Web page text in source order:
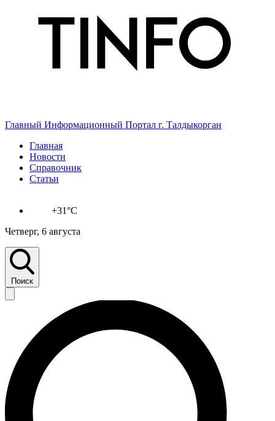
Главный Информационный Портал г. Талдыкорган
Главная
Новости
Справочник
Статьи
+31°C
Четверг, 6 августа
Поиск